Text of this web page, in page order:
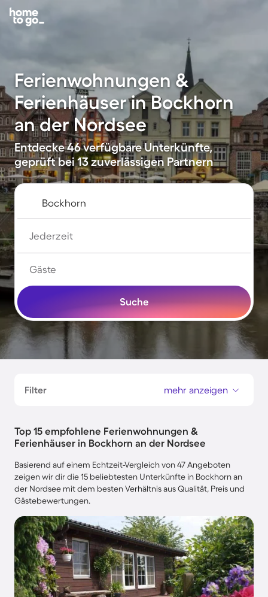
Ferienwohnungen &
Ferienhäuser in Bockhorn
an der Nordsee
Entdecke 46 verfügbare Unterkünfte,
geprüft bei 13 zuverlässigen Partnern
Jederzeit
Gäste
Suche
Filter mehr anzeigen
Top 15 empfohlene Ferienwohnungen &
Ferienhäuser in Bockhorn an der Nordsee
Basierend auf einem Echtzeit-Vergleich von 47 Angeboten
zeigen wir dir die 15 beliebtesten Unterkünfte in Bockhorn an
der Nordsee mit dem besten Verhältnis aus Qualität, Preis und
Gästebewertungen.